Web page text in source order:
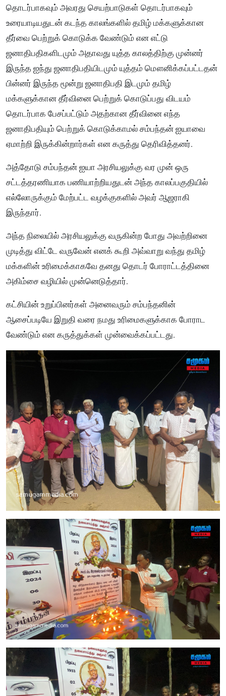
தொடர்பாகவும் அவரது செயற்பாடுகள் தொடர்பாகவும்
உரையாடியதுடன் கடந்த காலங்களில் தமிழ் மக்களுக்கான
தீர்வை பெற்றுக் கொடுக்க வேண்டும் என எட்டு
ஜனாதிபதிகளிடமும் அதாவது யுத்த காலத்திற்கு முன்னர்
இருந்த ஐந்து ஜனாதிபதியிடமும் யுத்தம் மௌனிக்கப்பட்டதன்
பின்னர் இருந்த மூன்று ஜனாதிபதி இடமும் தமிழ்
மக்களுக்கான தீர்வினை பெற்றுக் கொடுப்பது விடயம்
தொடர்பாக பேசப்பட்டும் அதற்கான தீர்வினை எந்த
ஜனாதிபதியும் பெற்றுக் கொடுக்காமல் சம்பந்தன் ஐயாவை
ஏமாற்றி இருக்கின்றார்கள் என கருத்து தெரிவித்தனர்.
அத்தோடு சம்பந்தன் ஐயா அரசியலுக்கு வர முன் ஒரு
சட்டத்தரணியாக பணியாற்றியதுடன் அந்த காலப்பகுதியில்
எல்லோருக்கும் மேற்பட்ட வழக்குகளில் அவர் ஆஜராகி
இருந்தார்.
அந்த நிலையில் அரசியலுக்கு வருகின்ற போது அவற்றினை
முடித்து விட்டே வருவேன் எனக் கூறி அவ்வாறு வந்து தமிழ்
மக்களின் உரிமைக்காகவே தனது தொடர் போராட்டத்தினை
அகிம்சை வழியில் முன்னெடுத்தார்.
கட்சியின் உறுப்பினர்கள் அனைவரும் சம்பந்தனின்
ஆசைப்படியே இறுதி வரை நமது உரிமைகளுக்காக போராட
வேண்டும் என கருத்துக்கள் முன்வைக்கப்பட்டது.